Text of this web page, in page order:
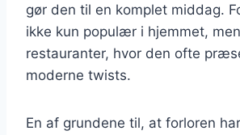
gør den til en komplet middag.
ikke kun populær i hjemmet,
restauranter, hvor den ofte
moderne twists.
En af grundene til, at forloren